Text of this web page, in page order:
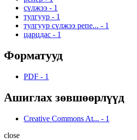
сүлжээ - 1
тулгуур - 1
тулгуур сүлжээ репе... - 1
царцдас - 1
Форматууд
PDF - 1
Ашиглах зөвшөөрлүүд
Creative Commons At... - 1
close